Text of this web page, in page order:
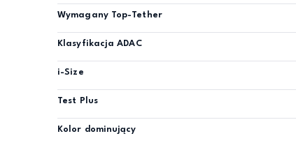
Wymagany Top-Tether
Klasyfikacja ADAC
i-Size
Test Plus
Kolor dominujący